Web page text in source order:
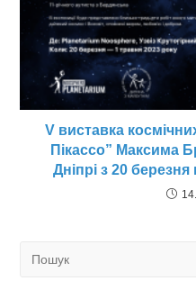
V виставка
Пікассо” Максима
Дніпрі з 20